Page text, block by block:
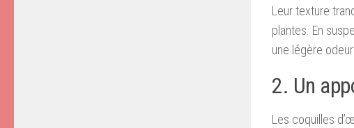
Leur texture
plantes. En
une légère
2. Un
Les coquilles